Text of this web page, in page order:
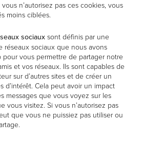
n’autorisez pas ces cookies, vous
moins ciblées.
sociaux sont définis par une
réseaux sociaux que nous avons
pour vous permettre de partager notre
et vos réseaux. Ils sont capables de
sur d’autres sites et de créer un
d’intérêt. Cela peut avoir un impact
messages que vous voyez sur les
vous visitez. Si vous n’autorisez pas
que vous ne puissiez pas utiliser ou